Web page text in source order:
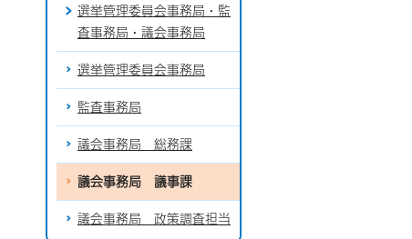
選挙管理委員会事務局・監
査事務局・議会事務局
選挙管理委員会事務局
監査事務局
議会事務局 総務課
議会事務局 議事課
議会事務局 政策調査担当